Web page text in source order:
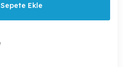
Sepete Ekle